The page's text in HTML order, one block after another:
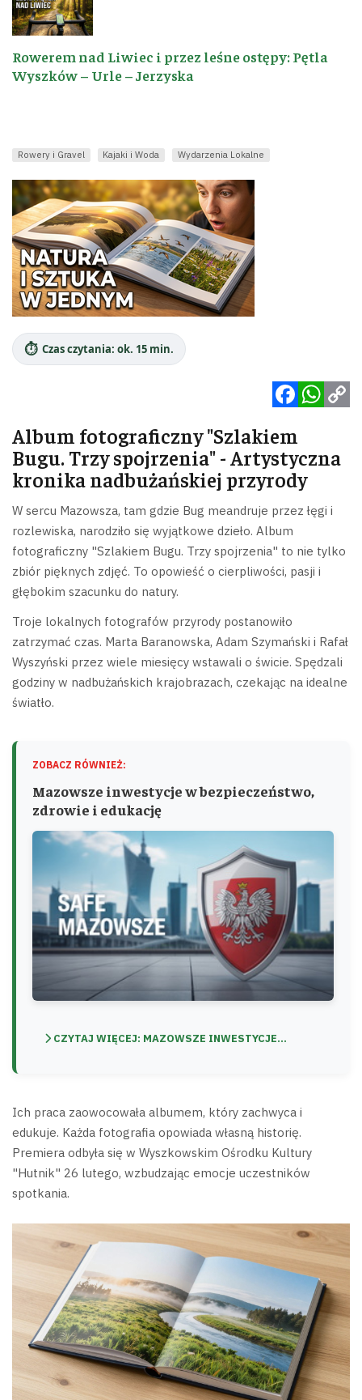
Rowerem nad Liwiec i przez leśne ostępy: Pętla
Wyszków – Urle – Jerzyska
Rowery i Gravel Kajaki i Woda Wydarzenia Lokalne
⏱️ Czas czytania: ok. 15 min.
Album fotograficzny "Szlakiem
Bugu. Trzy spojrzenia" - Artystyczna
kronika nadbużańskiej przyrody
W sercu Mazowsza, tam gdzie Bug meandruje przez łęgi i
rozlewiska, narodziło się wyjątkowe dzieło. Album
fotograficzny "Szlakiem Bugu. Trzy spojrzenia" to nie tylko
zbiór pięknych zdjęć. To opowieść o cierpliwości, pasji i
głębokim szacunku do natury.
Troje lokalnych fotografów przyrody postanowiło
zatrzymać czas. Marta Baranowska, Adam Szymański i Rafał
Wyszyński przez wiele miesięcy wstawali o świcie. Spędzali
godziny w nadbużańskich krajobrazach, czekając na idealne
światło.
ZOBACZ RÓWNIEŻ:
Mazowsze inwestycje w bezpieczeństwo,
zdrowie i edukację
CZYTAJ WIĘCEJ: MAZOWSZE INWESTYCJE...
Ich praca zaowocowała albumem, który zachwyca i
edukuje. Każda fotografia opowiada własną historię.
Premiera odbyła się w Wyszkowskim Ośrodku Kultury
"Hutnik" 26 lutego, wzbudzając emocje uczestników
spotkania.